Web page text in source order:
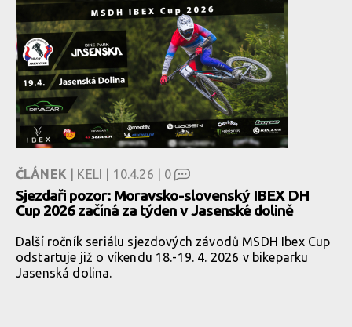
ČLÁNEK | KELI | 10.4.26 | 0
Sjezdaři pozor: Moravsko-slovenský IBEX DH
Cup 2026 začíná za týden v Jasenské dolině
Další ročník seriálu sjezdových závodů MSDH Ibex Cup
odstartuje již o víkendu 18.-19. 4. 2026 v bikeparku
Jasenská dolina.